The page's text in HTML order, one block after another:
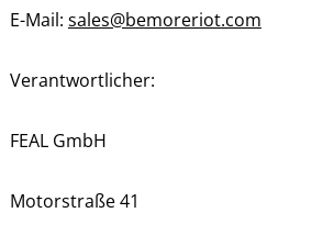
E-Mail: sales@bemoreriot.com
Verantwortlicher:
FEAL GmbH
Motorstraße 41